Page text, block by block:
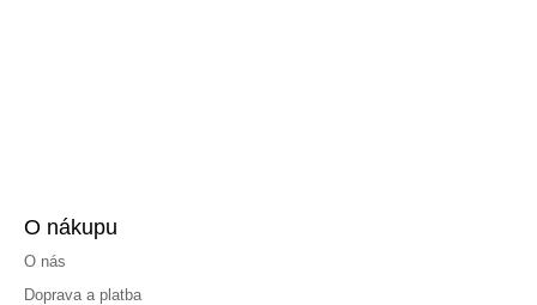
O nákupu
O nás
Doprava a platba